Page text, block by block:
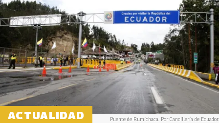
ACTUALIDAD Puente de Rumichaca. Por Cancillería de Ecuador.